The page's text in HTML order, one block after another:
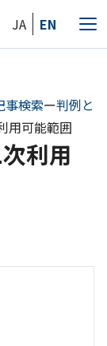
JA EN
メ
ー
事検索ー判例と
用可能範囲
利用